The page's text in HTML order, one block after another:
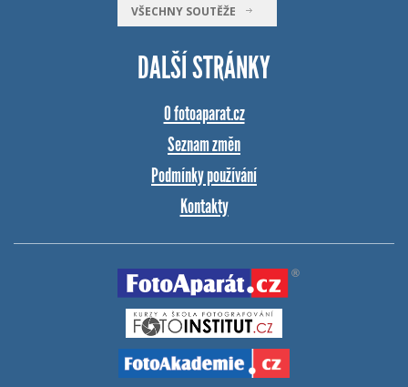
VŠECHNY SOUTĚŽE
DALŠÍ STRÁNKY
O fotoaparat.cz
Seznam změn
Podmínky používání
Kontakty